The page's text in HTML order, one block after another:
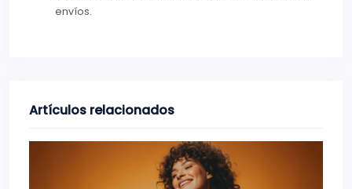
envíos.
Artículos relacionados